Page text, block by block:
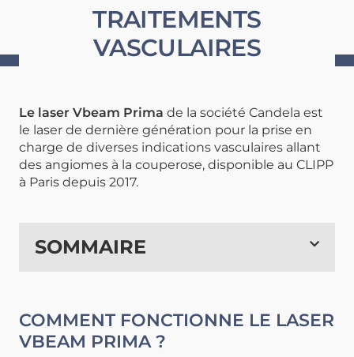
TRAITEMENTS
VASCULAIRES
Le laser Vbeam Prima de la société Candela est
le laser de dernière génération pour la prise en
charge de diverses indications vasculaires allant
des angiomes à la couperose, disponible au CLIPP
à Paris depuis 2017.
SOMMAIRE
COMMENT FONCTIONNE LE LASER
VBEAM PRIMA ?